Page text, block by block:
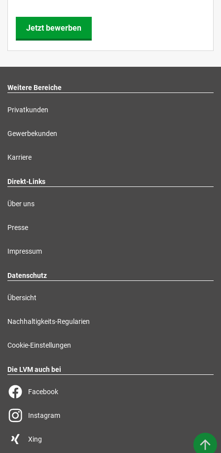
Jetzt bewerben
Weitere Bereiche
Privatkunden
Gewerbekunden
Karriere
Direkt-Links
Über uns
Presse
Impressum
Datenschutz
Übersicht
Nachhaltigkeits-Regularien
Cookie-Einstellungen
Die LVM auch bei
Facebook
Instagram
Xing